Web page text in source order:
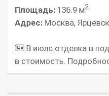
Площадь: 136.9 м2
Адрес: Москва,
В июле отделка в
в стоимость.